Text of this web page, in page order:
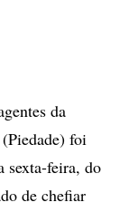
da
foi
sexta-feira, do
de chefiar